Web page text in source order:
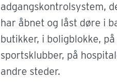
adgangskontrolsystem,
har åbnet og låst døre i
butikker, i boligblokke,
sportsklubber, på
andre steder.
gymnasier,
med et ønske om et
kan færdes frit. Men
kontrollere adgangen
personaleområder.